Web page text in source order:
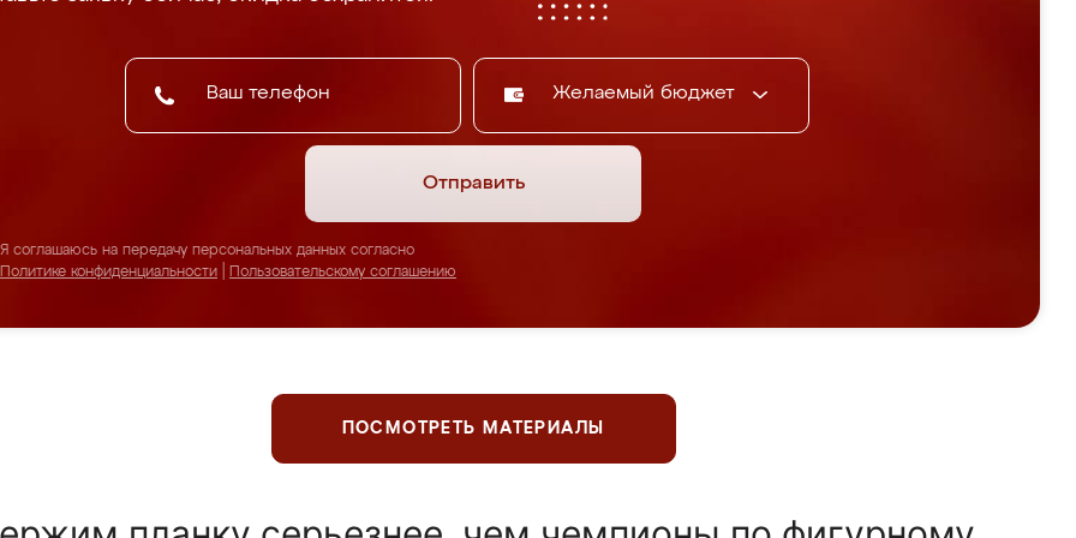
Желаемый бюджет
Отправить
Я соглашаюсь на передачу персональных данных согласно
Политике конфиденциальности
Пользовательскому соглашению
ПОСМОТРЕТЬ МАТЕРИАЛЫ